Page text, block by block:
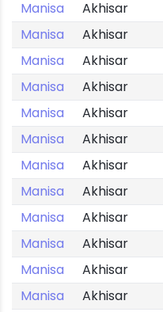
Manisa
Akhisar
Manisa
Akhisar
Manisa
Akhisar
Manisa
Akhisar
Manisa
Akhisar
Manisa
Akhisar
Manisa
Akhisar
Manisa
Akhisar
Manisa
Akhisar
Manisa
Akhisar
Manisa
Akhisar
Manisa
Akhisar